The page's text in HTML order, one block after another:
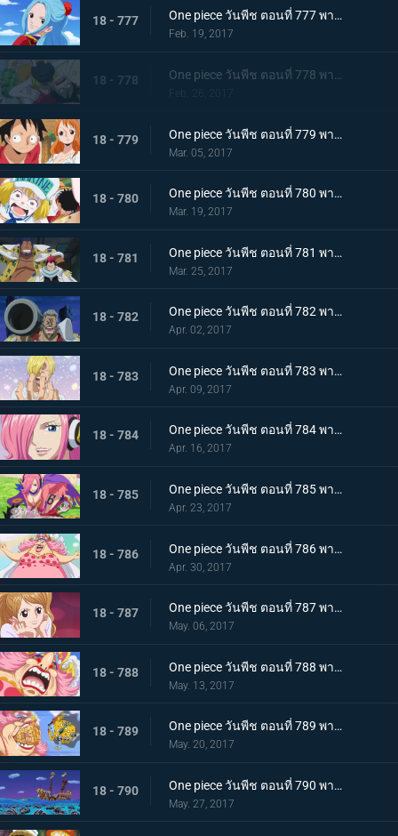
18 - 777 One piece วันพีช ตอนที่ 777 พากย์ไทย ไปเรเวอรี่ เจ้าหญิงวีวี่กับเจ้าหญิงชิราโอชิ
Feb. 19, 2017
18 - 778
Feb. 26, 2017
18 - 779 One piece วันพีช ตอนที่ 779 พากย์ไทย ไคโดอีกครั้ง มหันตภัยที่รุกคืบยุคสมัยแห่ง
Mar. 05, 2017
18 - 780 One piece วันพีช ตอนที่ 780 พากย์ไทย การต่อสู้กับความหิว ลูฟี่กับนายทหารรุ่นใหม่
Mar. 19, 2017
18 - 781 One piece วันพีช ตอนที่ 781 พากย์ไทย ชายสามคนผู้ยึดมั่น มหกรรมไล่ล่ากลุ่มหมวกฟาง
Mar. 25, 2017
18 - 782 One piece วันพีช ตอนที่ 782 พากย์ไทย หมัดปีศาจตัดสินชี้ชะตา! ลูฟี่ปะทะแกรนท์!
Apr. 02, 2017
18 - 783 One piece วันพีช ตอนที่ 783 พากย์ไทย ซันจิกลับบ้าน สู่อาณาจักรของบิ๊กมัม
Apr. 09, 2017
18 - 784 One piece วันพีช ตอนที่ 784 พากย์ไทย 0 กับ 4 เผชิญหน้า ! เจอร์ม่า 66
Apr. 16, 2017
18 - 785 One piece วันพีช ตอนที่ 785 พากย์ไทย วิกฤตพิษร้าย ลูฟี่กับเรจู
Apr. 23, 2017
18 - 786 One piece วันพีช ตอนที่ 786 พากย์ไทย ท็อตโตะแลนด์ บิ๊กมัมปรากฏตัว
Apr. 30, 2017
18 - 787 One piece วันพีช ตอนที่ 787 พากย์ไทย ลูกสาวของสี่จักรพรรดิ พุดดิ้ง คู่หมั้นของซันจิ
May. 06, 2017
18 - 788 One piece วันพีช ตอนที่ 788 พากย์ไทย คลั่งสะท้านเมือง มัมผู้หิวกระหาย
May. 13, 2017
18 - 789 One piece วันพีช ตอนที่ 789 พากย์ไทย เมืองหลวงพินาศ บิ๊กมัมกับจินเบ
May. 20, 2017
18 - 790 One piece วันพีช ตอนที่ 790 พากย์ไทย ปราสาทของสี่จักรพรรดิ ถึงแล้วโฮลเค้กไอแลนด์
May. 27, 2017